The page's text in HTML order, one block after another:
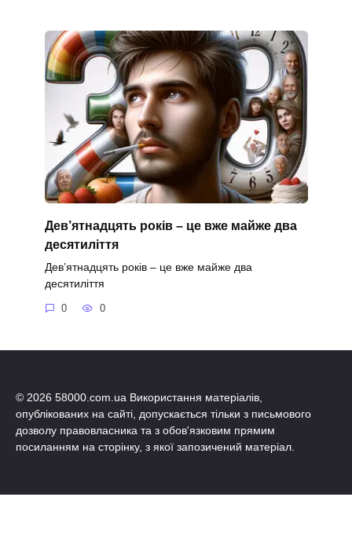
Дев’ятнадцять років – це вже майже два
десятиліття
Дев’ятнадцять років – це вже майже два
десятиліття
0 0
© 2026 58000.com.ua Використання матеріалів,
опублікованих на сайті, допускається тільки з письмового
дозволу правовласника та з обов'язковим прямим
посиланням на сторінку, з якої запозичений матеріал.